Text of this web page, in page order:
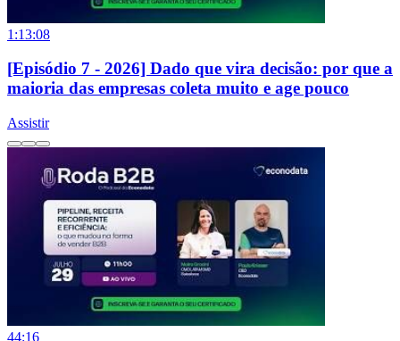
1:13:08
[Episódio 7 - 2026] Dado que vira decisão: por que a
maioria das empresas coleta muito e age pouco
Assistir
44:16